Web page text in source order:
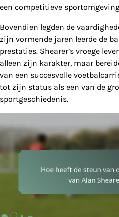
een competitieve
Bovendien legden de
zijn vormende jaren leerde de
prestaties. Shearer’s vroege
alleen zijn karakter, maar
van een succesvolle
tot zijn status als een van de
sportgeschiedenis.